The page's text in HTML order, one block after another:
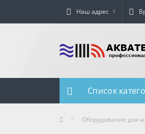
Наш адрес
Список
Оборудование для